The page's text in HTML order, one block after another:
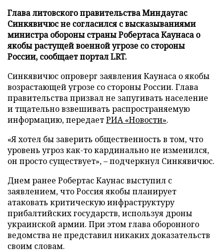
Глава литовского правительства Миндаугас
Синкявичюс не согласился с высказываниями
министра обороны страны Робертаса Каунаса о
якобы растущей военной угрозе со стороны
России, сообщает портал LRT.
Синкявичюс опроверг заявления Каунаса о якобы
возрастающей угрозе со стороны России. Глава
правительства призвал не запугивать население
и тщательно взвешивать распространяемую
информацию, передаетРИА «Новости».
«Я хотел бы заверить общественность в том, что
уровень угроз как-то кардинально не изменился,
он просто существует», – подчеркнул Синкявичюс.
Днем ранее Робертас Каунас выступил с
заявлением, что Россия якобы планирует
атаковать критическую инфраструктуру
прибалтийских государств, используя дроны
украинской армии. При этом глава оборонного
ведомства не представил никаких доказательств
своим словам.